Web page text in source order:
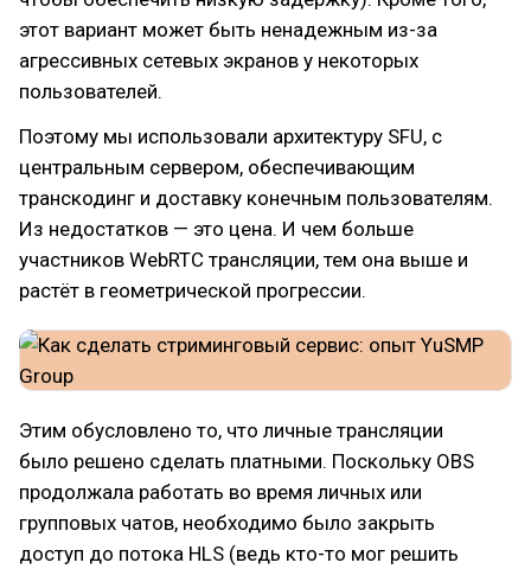
этот вариант может быть ненадежным из-за
агрессивных сетевых экранов у некоторых
пользователей.
Поэтому мы использовали архитектуру SFU, с
центральным сервером, обеспечивающим
транскодинг и доставку конечным пользователям.
Из недостатков — это цена. И чем больше
участников WebRTC трансляции, тем она выше и
растёт в геометрической прогрессии.
Этим обусловлено то, что личные трансляции
было решено сделать платными. Поскольку OBS
продолжала работать во время личных или
групповых чатов, необходимо было закрыть
доступ до потока HLS (ведь кто-то мог решить